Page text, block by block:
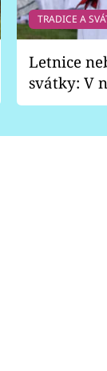
TRADICE A
Letnice
svátky: V
pondělí